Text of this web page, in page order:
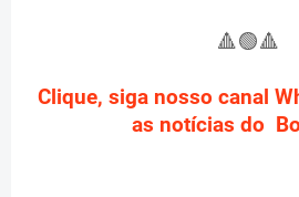
🔺🟢🔺
Clique, siga nosso canal
as notícias do